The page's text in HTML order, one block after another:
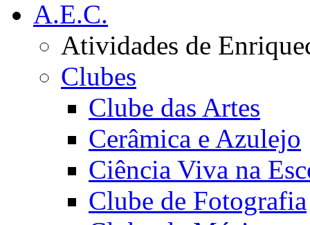
A.E.C.
Atividades de
Clubes
Clube das Artes
Cerâmica e Azulejo
Ciência Viva na
Clube de Fotografia